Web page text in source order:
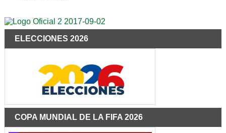
ELECCIONES 2026
COPA MUNDIAL DE LA FIFA 2026